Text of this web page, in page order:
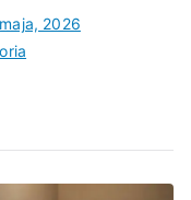
2026